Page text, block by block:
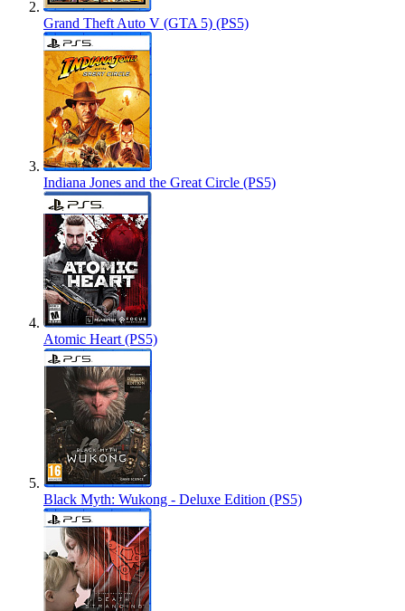
Grand Theft Auto V (GTA 5) (PS5)
Indiana Jones and the Great Circle (PS5)
Atomic Heart (PS5)
Black Myth: Wukong - Deluxe Edition (PS5)